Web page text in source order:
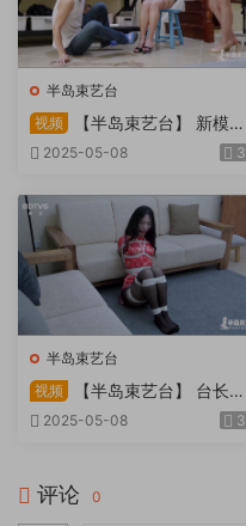
半岛束艺台
视频
【半岛束艺台】 新模奎
因试镜，宛如阿紫再现
2025-05-08 3
半岛束艺台
视频
【半岛束艺台】 台长不
在的时候
2025-05-08 3
评论 0